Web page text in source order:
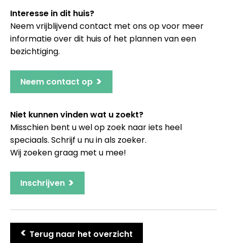
Interesse in dit huis?
Neem vrijblijvend contact met ons op voor meer
informatie over dit huis of het plannen van een
bezichtiging.
Neem contact op >
Niet kunnen vinden wat u zoekt?
Misschien bent u wel op zoek naar iets heel
speciaals. Schrijf u nu in als zoeker.
Wij zoeken graag met u mee!
Inschrijven >
> Terug naar het overzicht